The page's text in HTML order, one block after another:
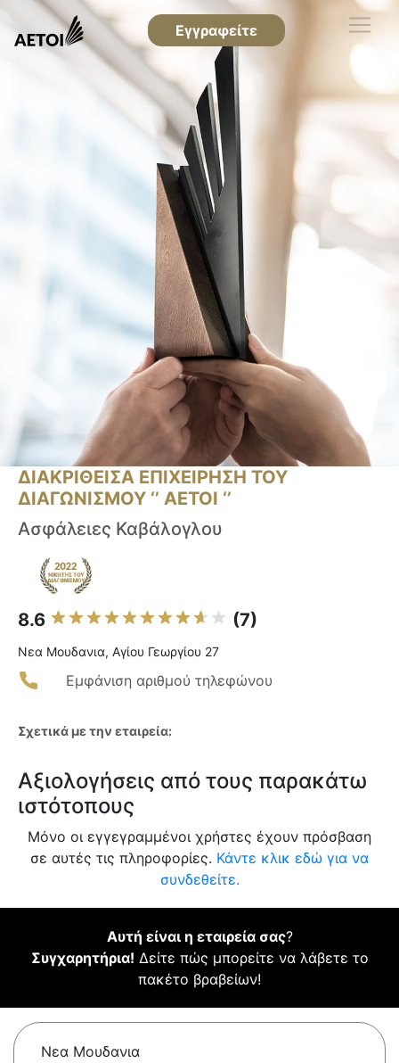
Εγγραφείτε
ΔΙΑΚΡΙΘΕΙΣΑ ΕΠΙΧΕΙΡΗΣΗ ΤΟΥ
ΔΙΑΓΩΝΙΣΜΟΥ ‘’ ΑΕΤΟΙ ‘’
Ασφάλειες Καβάλογλου
8.6 (7)
Νεα Μουδανια, Αγίου Γεωργίου 27
Εμφάνιση αριθμού τηλεφώνου
Σχετικά με την εταιρεία:
Αξιολογήσεις από τους παρακάτω
ιστότοπους
Μόνο οι εγγεγραμμένοι χρήστες έχουν πρόσβαση
σε αυτές τις πληροφορίες. Κάντε κλικ εδώ για να
συνδεθείτε.
Αυτή είναι η εταιρεία σας?
Συγχαρητήρια! Δείτε πώς μπορείτε να λάβετε το
πακέτο βραβείων!
Νεα Μουδανια